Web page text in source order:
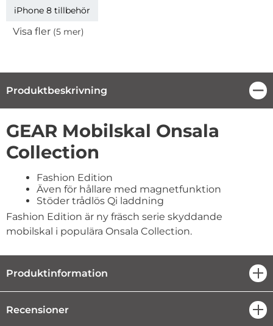
iPhone 8 tillbehör
Visa fler (5 mer)
Produktbeskrivning
Produktbeskrivning
GEAR Mobilskal Onsala
Collection
Fashion Edition
Även för hållare med magnetfunktion
Stöder trådlös Qi laddning
Fashion Edition är ny fräsch serie skyddande
mobilskal i populära Onsala Collection.
Produktinformation
Recensioner